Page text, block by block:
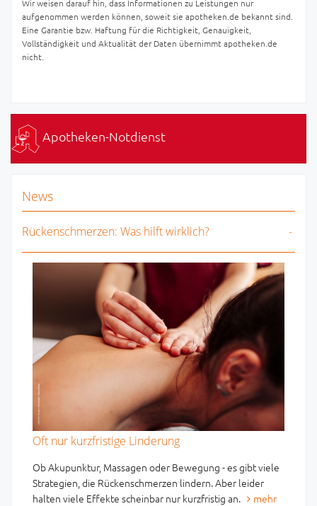
Wir weisen darauf hin, dass Informationen zu Leistungen nur
aufgenommen werden können, soweit sie apotheken.de bekannt sind.
Eine Garantie bzw. Haftung für die Richtigkeit, Genauigkeit,
Vollständigkeit und Aktualität der Daten übernimmt apotheken.de
nicht.
Apotheken-Notdienst
News
Rückenschmerzen: Was hilft wirklich?
Oft nur kurzfristige Linderung
Ob Akupunktur, Massagen oder Bewegung - es gibt viele
Strategien, die Rückenschmerzen lindern. Aber leider
halten viele Effekte scheinbar nur kurzfristig an.
mehr